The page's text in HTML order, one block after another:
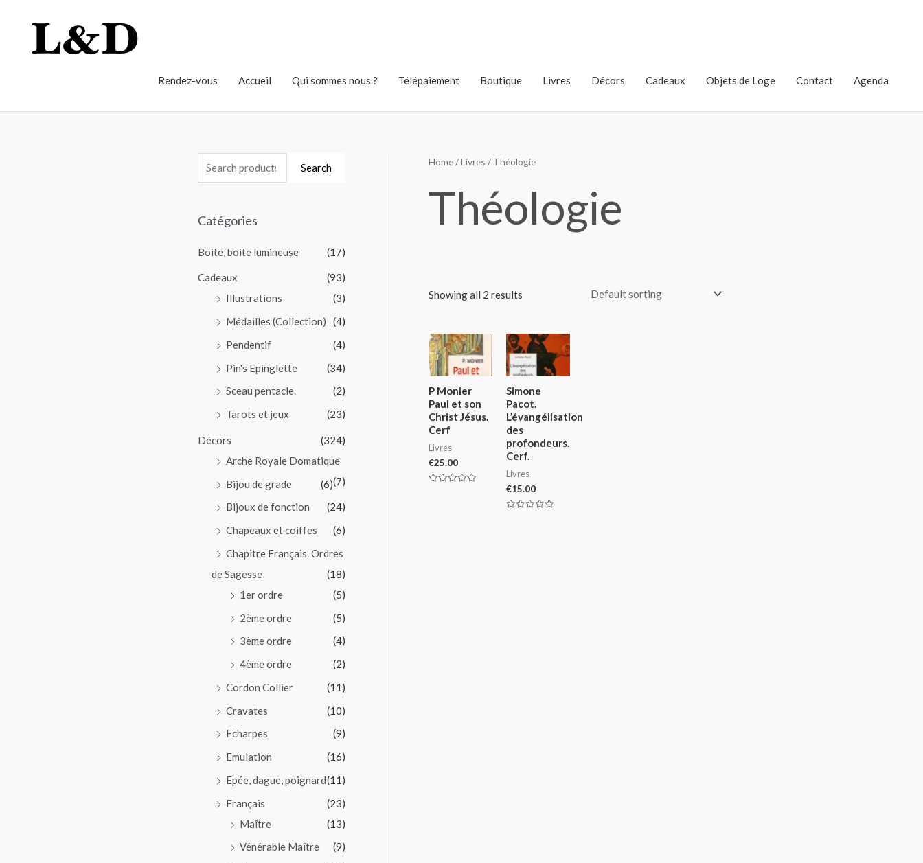
Rendez-vous Accueil Qui sommes nous ? Télépaiement Boutique Livres Décors Cadeaux Objets de Loge Contact Agenda
Search
Catégories
Boite, boite lumineuse (17)
Cadeaux
(93)
Illustrations
(3)
Médailles (Collection)
(4)
Pendentif
(4)
Pin's Epinglette
(34)
Sceau pentacle.
(2)
Tarots et jeux
(23)
Décors
(324)
Arche Royale Domatique
(7)
Bijou de grade
(6)
Bijoux de fonction
(24)
Chapeaux et coiffes
(6)
Chapitre Français. Ordres
de Sagesse
(18)
1er ordre
(5)
2ème ordre
(5)
3ème ordre
(4)
4ème ordre
(2)
Cordon Collier
(11)
Cravates
(10)
Echarpes
(9)
Emulation
(16)
Epée, dague, poignard(11)
Français
(23)
Maître
(13)
Vénérable Maître
(9)
Home/Livres / Théologie
Théologie
Showing all 2 results
P Monier
Paul et son
Christ Jésus.
Cerf
Livres
€25.00
Simone
Pacot.
L’évangélisation
des
profondeurs.
Cerf.
Livres
€15.00